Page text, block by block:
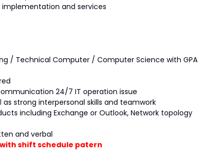
implementation and services
/ Technical Computer / Computer Science with GPA
24/7 IT operation issue
strong interpersonal skills and teamwork
including Exchange or Outlook, Network topology
and verbal
shift schedule patern